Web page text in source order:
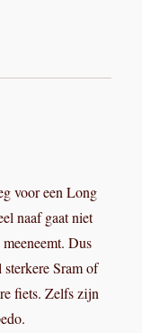
voor een Long
naaf gaat niet
Dus
sterkere Sram of
fiets. Zelfs zijn